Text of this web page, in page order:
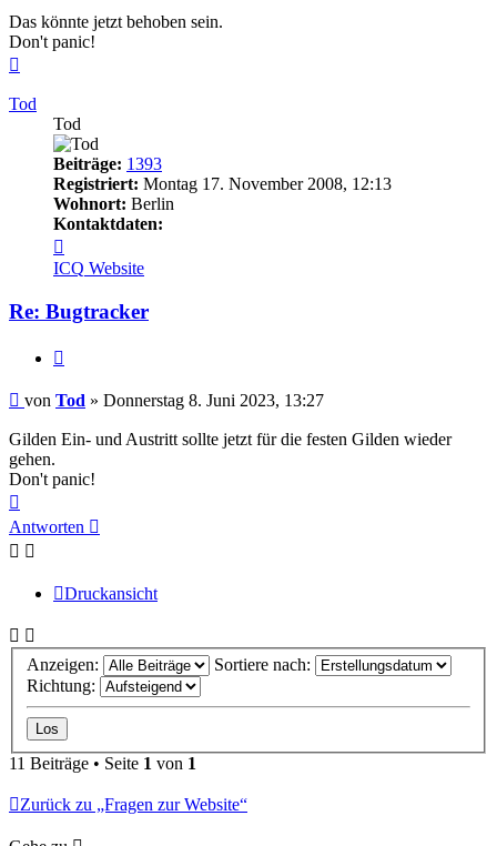
Das könnte jetzt behoben sein.
Don't panic!
Tod
Tod
Beiträge: 1393
Registriert: Montag 17. November 2008, 12:13
Wohnort: Berlin
Kontaktdaten:
von
Tod
ICQ Website
Re: Bugtracker
Beitrag
von Tod » Donnerstag 8. Juni 2023, 13:27
Gilden Ein- und Austritt sollte jetzt für die festen Gilden wieder
gehen.
Don't panic!
oben
Antworten
Druckansicht
Anzeigen:
Sortiere nach:
Richtung:
11 Beiträge • Seite 1 von 1
Zurück zu „Fragen zur Website“